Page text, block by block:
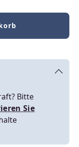
Bitte
Sie